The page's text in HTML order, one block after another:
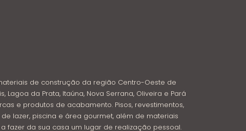
de construção da região Centro-Oeste de
Lagoa da Prata, Itaúna, Nova Serrana, Oliveira e Pará
e produtos de acabamento. Pisos, revestimentos,
lazer, piscina e área gourmet, além de materiais
fazer da sua casa um lugar de realização pessoal.